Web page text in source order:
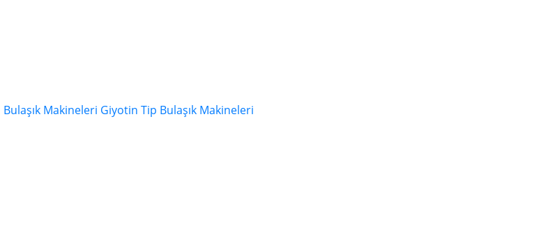
Makineleri Giyotin Tip Bulaşık Makineleri